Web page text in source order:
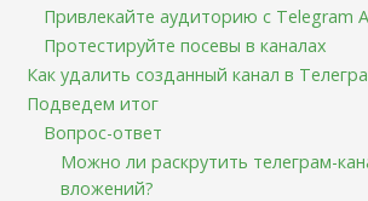
Привлекайте аудиторию с Telegram
Протестируйте посевы в каналах
Как удалить созданный канал в
Подведем итог
Вопрос-ответ
Можно ли раскрутить телеграм-
вложений?